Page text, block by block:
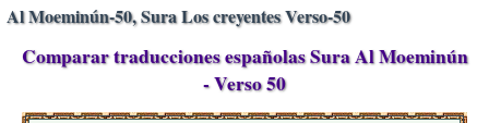
Al Moeminún-50, Sura Los creyentes Verso-50
Comparar traducciones españolas Sura Al Moeminún
- Verso 50